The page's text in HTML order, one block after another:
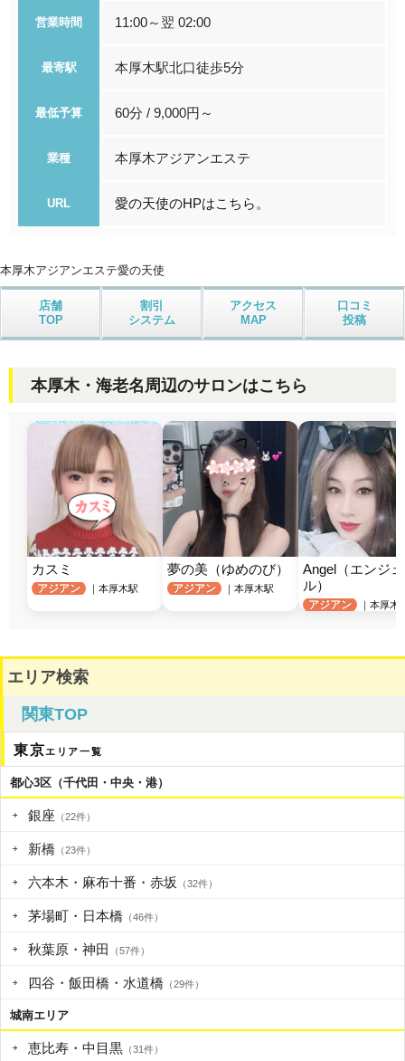
営業時間 11:00～翌 02:00
最寄駅 本厚木駅北口徒歩5分
最低予算 60分 / 9,000円～
業種 本厚木アジアンエステ
URL 愛の天使のHPはこちら。
本厚木アジアンエステ愛の天使
店舗
TOP
割引
システム
アクセス
MAP
口コミ
投稿
本厚木・海老名周辺のサロンはこちら
カスミ
アジアン ｜本厚木駅
夢の美（ゆめのび）
アジアン ｜本厚木駅
Angel（エンジェ
ル）
アジアン ｜本厚木
エリア検索
関東TOP
東京エリア一覧
都心3区（千代田・中央・港）
銀座 （22件）
新橋 （23件）
六本木・麻布十番・赤坂 （32件）
茅場町・日本橋 （46件）
秋葉原・神田 （57件）
四谷・飯田橋・水道橋 （29件）
城南エリア
恵比寿・中目黒 （31件）